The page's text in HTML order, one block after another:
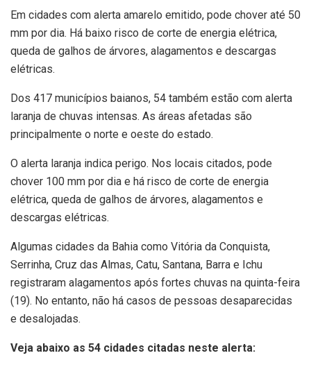
Em cidades com alerta amarelo emitido, pode chover até 50
mm por dia. Há baixo risco de corte de energia elétrica,
queda de galhos de árvores, alagamentos e descargas
elétricas.
Dos 417 municípios baianos, 54 também estão com alerta
laranja de chuvas intensas. As áreas afetadas são
principalmente o norte e oeste do estado.
O alerta laranja indica perigo. Nos locais citados, pode
chover 100 mm por dia e há risco de corte de energia
elétrica, queda de galhos de árvores, alagamentos e
descargas elétricas.
Algumas cidades da Bahia como Vitória da Conquista,
Serrinha, Cruz das Almas, Catu, Santana, Barra e Ichu
registraram alagamentos após fortes chuvas na quinta-feira
(19). No entanto, não há casos de pessoas desaparecidas
e desalojadas.
Veja abaixo as 54 cidades citadas neste alerta: